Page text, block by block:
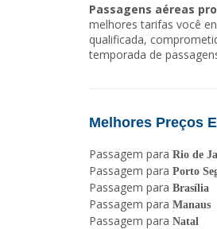
Passagens aéreas
melhores tarifas você
qualificada,
temporada de
Melhores Preços
Passagem para Rio de
Passagem para Porto
Passagem para Brasília
Passagem para Manaus
Passagem para Natal